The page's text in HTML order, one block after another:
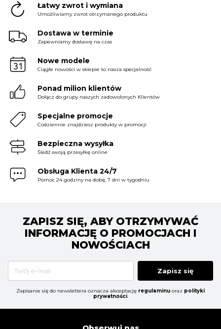
Łatwy zwrot i wymiana
Umożliwiamy zwrot otrzymanego produktu
Dostawa w terminie
Zapewniamy dostawę na czas
Nowe modele
Ciągłe nowości w sklepie to nasza specjalność
Ponad milion klientów
Dołącz do grupy naszych zadowolonych Klientów
Specjalne promocje
Codziennie znajdziesz produkty w promocji
Bezpieczna wysyłka
Śledź swoją przesyłkę online
Obsługa Klienta 24/7
Pomoc 24 godziny na dobę, 7 dni w tygodniu
ZAPISZ SIĘ, ABY OTRZYMYWAĆ
INFORMACJĘ O PROMOCJACH I
NOWOŚCIACH
Zapisz się
Zapisanie się do newslettera oznacza akceptację regulaminu oraz polityki
prywatności.